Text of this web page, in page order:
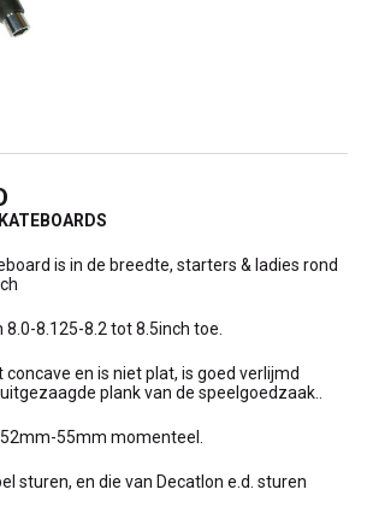
is in de breedte, starters & ladies rond
8.125-8.2 tot 8.5inch toe.
concave en is niet plat, is goed verlijmd
plank van de speelgoedzaak..
55mm momenteel.
sturen, en die van Decatlon e.d. sturen